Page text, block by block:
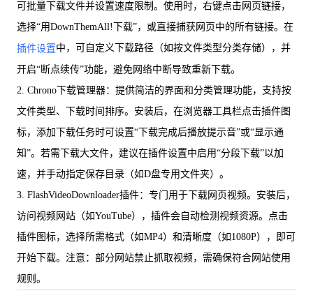
可批量下载文件并设置速度限制。使用时，右键点击网页链接，
选择“用DownThemAll!下载”，或直接捕获网页中的所有链接。在
插件设置中，可自定义下载路径（如按文件类型分类存储），并
开启“断点续传”功能，避免网络中断导致重新下载。
2. Chrono下载管理器：提供简洁的界面和分类管理功能，支持按
文件类型、下载时间排序。安装后，在浏览器工具栏点击插件图
标，添加下载任务时可设置“下载完成后播放提示音”或“显示通
知”。若需下载大文件，建议在插件设置中启用“分段下载”以加
速，并手动指定保存目录（如D盘专用文件夹）。
3. FlashVideoDownloader插件：专门用于下载网页视频。安装后，
访问视频网站（如YouTube），插件会自动检测视频资源。点击
插件图标，选择所需格式（如MP4）和清晰度（如1080P），即可
开始下载。注意：部分网站禁止抓取视频，需确保符合网站使用
规则。